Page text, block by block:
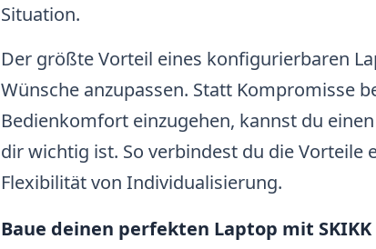
Situation.
Der größte Vorteil eines konfigurierbaren
Wünsche anzupassen. Statt Kompromisse
Bedienkomfort einzugehen, kannst du
dir wichtig ist. So verbindest du die Vorteile
Flexibilität von Individualisierung.
Baue deinen perfekten Laptop mit SKIKK